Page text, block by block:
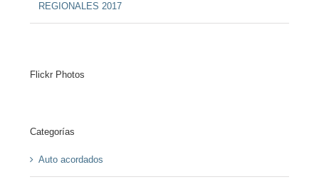
REGIONALES 2017
Flickr Photos
Categorías
Auto acordados